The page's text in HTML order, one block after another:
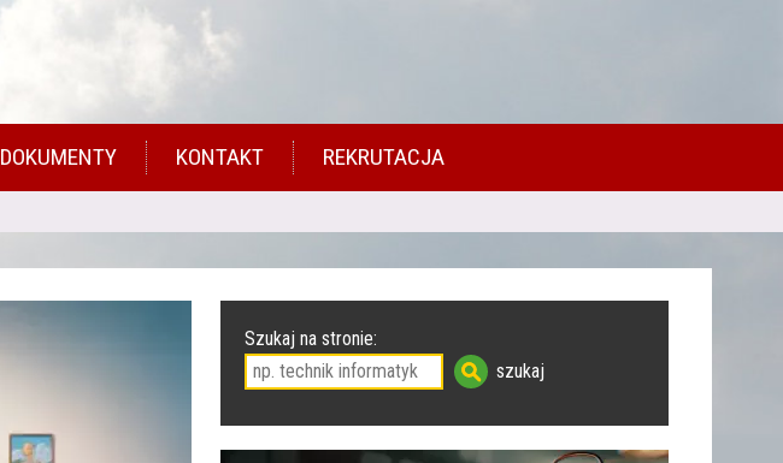
DOKUMENTY KONTAKT REKRUTACJA
Szukaj na stronie: